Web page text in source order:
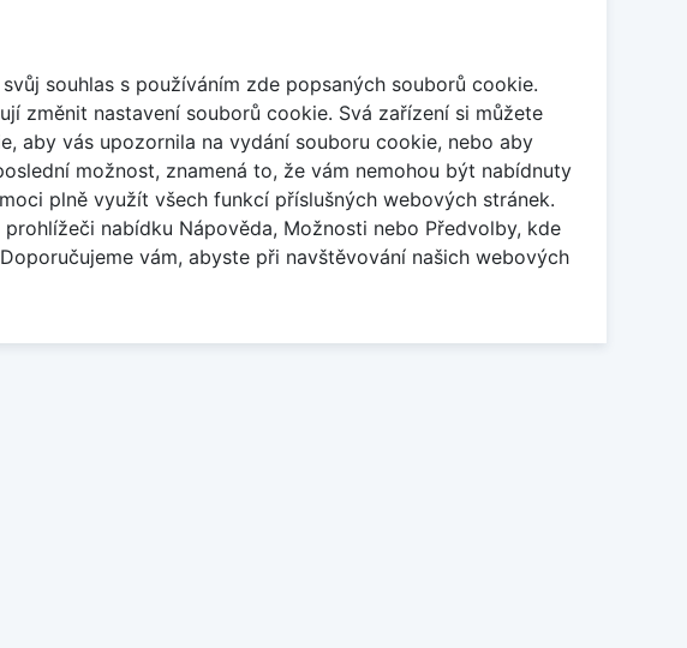
souhlas s používáním zde popsaných souborů cookie.
změnit nastavení souborů cookie. Svá zařízení si můžete
aby vás upozornila na vydání souboru cookie, nebo aby
možnost, znamená to, že vám nemohou být nabídnuty
plně využít všech funkcí příslušných webových stránek.
nabídku Nápověda, Možnosti nebo Předvolby, kde
vám, abyste při navštěvování našich webových